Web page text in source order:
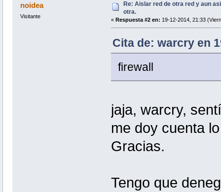
noidea
Visitante
Re: Aislar red de otra red y aun
otra.
« Respuesta #2 en: 19-12-2014, 21:33
Cita de: warcry en
firewall
jaja, warcry,
me doy cuenta
Gracias.
Tengo que